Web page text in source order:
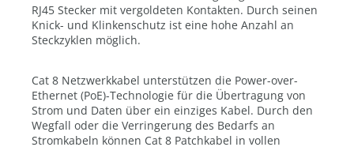
RJ45 Stecker mit vergoldeten Kontakten. Durch seinen
Knick- und Klinkenschutz ist eine hohe Anzahl an
Steckzyklen möglich.
Cat 8 Netzwerkkabel unterstützen die Power-over-
Ethernet (PoE)-Technologie für die Übertragung von
Strom und Daten über ein einziges Kabel. Durch den
Wegfall oder die Verringerung des Bedarfs an
Stromkabeln können Cat 8 Patchkabel in vollen